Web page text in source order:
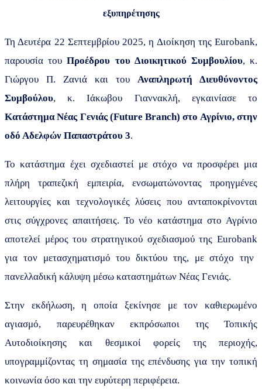
εξυπηρέτησης
Τη Δευτέρα 22 Σεπτεμβρίου 2025, η Διοίκηση της Eurobank,
παρουσία τουΠροέδρου του Διοικητικού Συμβουλίου, κ.
Γιώργου Π. Ζανιά και του Αναπληρωτή Διευθύνοντος
Συμβούλου, κ. Ιάκωβου Γιαννακλή, εγκαινίασε το
Κατάστημα Νέας Γενιάς (Future Branch) στο Αγρίνιο, στην
οδό Αδελφών Παπαστράτου 3.
Το κατάστημα έχει σχεδιαστεί με στόχο να προσφέρει μια
πλήρη τραπεζική εμπειρία, ενσωματώνοντας προηγμένες
λειτουργίες και τεχνολογικές λύσεις που ανταποκρίνονται
στις σύγχρονες απαιτήσεις. Το νέο κατάστημα στο Αγρίνιο
αποτελεί μέρος του στρατηγικού σχεδιασμού της Eurobank
για τον μετασχηματισμό του δικτύου της, με στόχο την
πανελλαδική κάλυψη μέσω καταστημάτων Νέας Γενιάς.
Στην εκδήλωση, η οποία ξεκίνησε με τον καθιερωμένο
αγιασμό, παρευρέθηκαν εκπρόσωποι της Τοπικής
Αυτοδιοίκησης και θεσμικοί φορείς της περιοχής,
υπογραμμίζοντας τη σημασία της επένδυσης για την τοπική
κοινωνία όσο και την ευρύτερη περιφέρεια.